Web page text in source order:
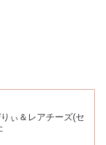
ぃ＆レアチーズ(セ